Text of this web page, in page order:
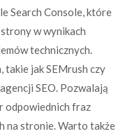
Search Console, które
w wynikach
technicznych.
takie jak SEMrush czy
SEO. Pozwalają
odpowiednich fraz
na stronie. Warto także